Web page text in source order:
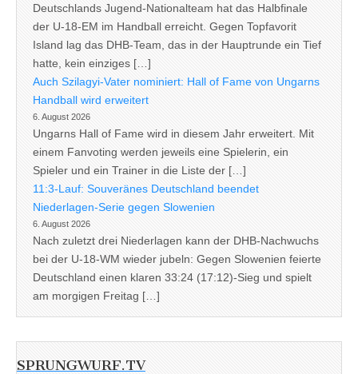
Deutschlands Jugend-Nationalteam hat das Halbfinale
der U-18-EM im Handball erreicht. Gegen Topfavorit
Island lag das DHB-Team, das in der Hauptrunde ein Tief
hatte, kein einziges […]
Auch Szilagyi-Vater nominiert: Hall of Fame von Ungarns
Handball wird erweitert
6. August 2026
Ungarns Hall of Fame wird in diesem Jahr erweitert. Mit
einem Fanvoting werden jeweils eine Spielerin, ein
Spieler und ein Trainer in die Liste der […]
11:3-Lauf: Souveränes Deutschland beendet
Niederlagen-Serie gegen Slowenien
6. August 2026
Nach zuletzt drei Niederlagen kann der DHB-Nachwuchs
bei der U-18-WM wieder jubeln: Gegen Slowenien feierte
Deutschland einen klaren 33:24 (17:12)-Sieg und spielt
am morgigen Freitag […]
SPRUNGWURF.TV